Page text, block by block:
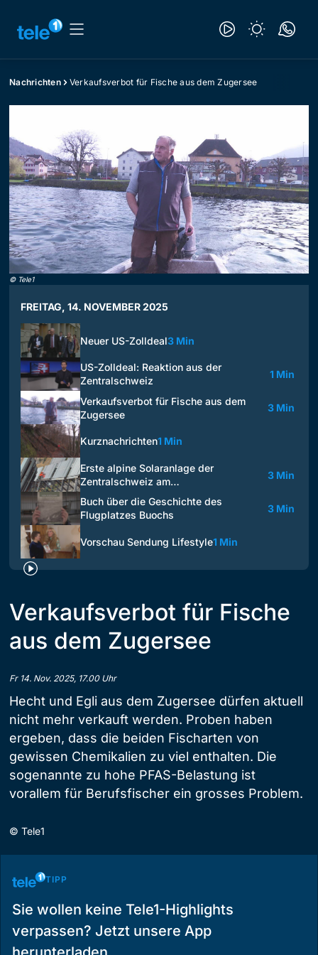
Nachrichten Verkaufsverbot für Fische aus dem Zugersee
© Tele1
FREITAG, 14. NOVEMBER 2025
Neuer US-Zolldeal3 Min
US-Zolldeal: Reaktion aus der
Zentralschweiz
1 Min
Verkaufsverbot für Fische aus dem
Zugersee
3 Min
Kurznachrichten1 Min
Erste alpine Solaranlage der
Zentralschweiz am…
3 Min
Buch über die Geschichte des
Flugplatzes Buochs
3 Min
Vorschau Sendung Lifestyle1 Min
Verkaufsverbot für Fische
aus dem Zugersee
Fr 14. Nov. 2025, 17.00 Uhr
Hecht und Egli aus dem Zugersee dürfen aktuell
nicht mehr verkauft werden. Proben haben
ergeben, dass die beiden Fischarten von
gewissen Chemikalien zu viel enthalten. Die
sogenannte zu hohe PFAS-Belastung ist
vorallem für Berufsfischer ein grosses Problem.
© Tele1
TIPP
Sie wollen keine Tele1-Highlights
verpassen? Jetzt unsere App